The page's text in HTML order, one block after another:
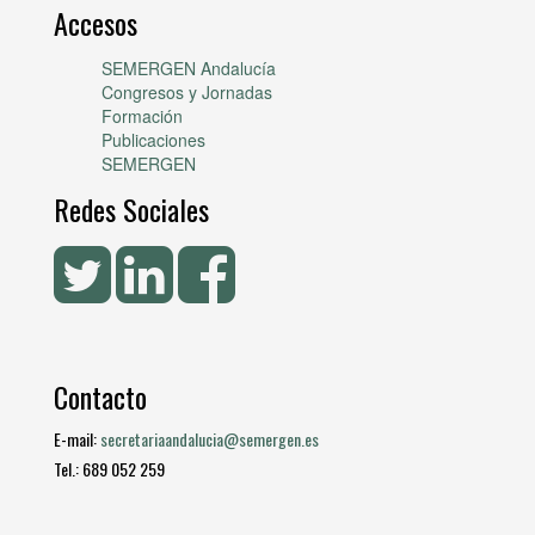
Accesos
SEMERGEN Andalucía
Congresos y Jornadas
Formación
Publicaciones
SEMERGEN
Redes Sociales
Contacto
E-mail:secretariaandalucia@semergen.es
Tel.: 689 052 259